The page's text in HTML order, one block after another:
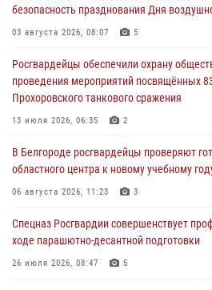
Подвиги героев‑росгвардейцев
экспозиции белгородского
06 августа 2026, 12:05 3
В Белгороде росгвардейцы проверяют
областного центра к новому учебному году
Росгвардия обеспечила общественную
83-й годовщины освобождения г.
06 августа 2026, 06:54 3
Офицеры Росгвардии и ветераны войск
безопасность празднования Дня
03 августа 2026, 08:07 5
Росгвардейцы обеспечили охрану
проведения мероприятий посвящённых
Прохоровского танкового сражения
13 июля 2026, 06:35 2
В Белгороде росгвардейцы проверяют
областного центра к новому учебному
06 августа 2026, 11:23 3
Спецназ Росгвардии совершенствует
ходе парашютно-десантной подготовки
26 июля 2026, 08:47 5